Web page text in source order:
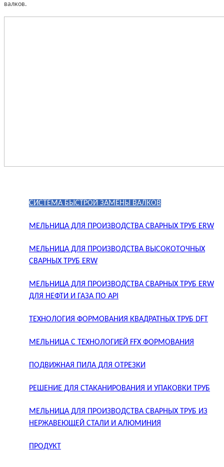
валков.
СИСТЕМА БЫСТРОЙ ЗАМЕНЫ ВАЛКОВ
МЕЛЬНИЦА ДЛЯ ПРОИЗВОДСТВА СВАРНЫХ ТРУБ ERW
МЕЛЬНИЦА ДЛЯ ПРОИЗВОДСТВА ВЫСОКОТОЧНЫХ
СВАРНЫХ ТРУБ ERW
МЕЛЬНИЦА ДЛЯ ПРОИЗВОДСТВА СВАРНЫХ ТРУБ ERW
ДЛЯ НЕФТИ И ГАЗА ПО API
ТЕХНОЛОГИЯ ФОРМОВАНИЯ КВАДРАТНЫХ ТРУБ DFT
МЕЛЬНИЦА С ТЕХНОЛОГИЕЙ FFX ФОРМОВАНИЯ
ПОДВИЖНАЯ ПИЛА ДЛЯ ОТРЕЗКИ
РЕШЕНИЕ ДЛЯ СТАКАНИРОВАНИЯ И УПАКОВКИ ТРУБ
МЕЛЬНИЦА ДЛЯ ПРОИЗВОДСТВА СВАРНЫХ ТРУБ ИЗ
НЕРЖАВЕЮЩЕЙ СТАЛИ И АЛЮМИНИЯ
ПРОДУКТ